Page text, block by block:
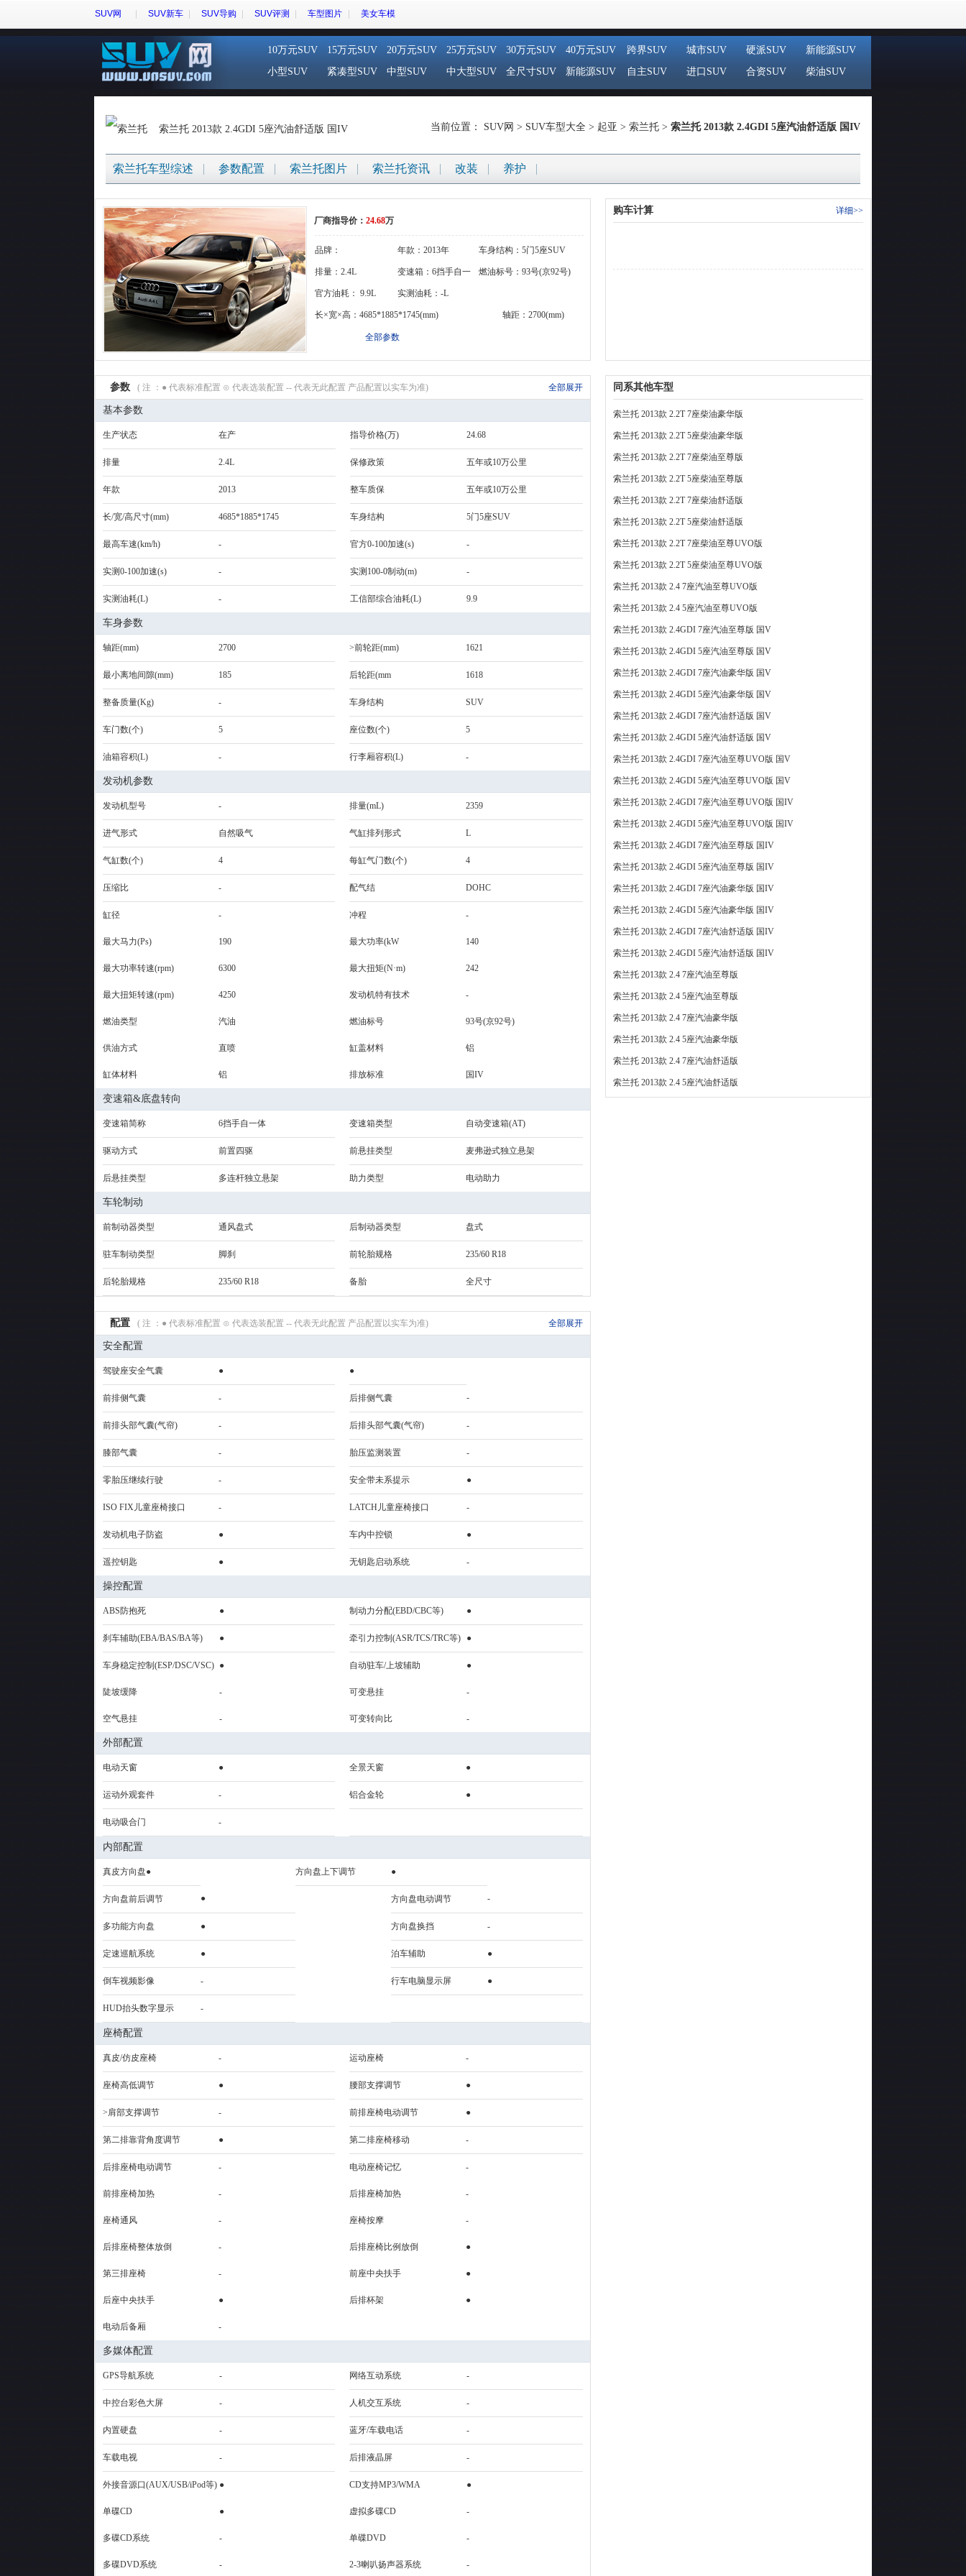
SUV网 SUV新车 SUV导购 SUV评测 车型图片 美女车模
10万元SUV 15万元SUV 20万元SUV 25万元SUV 30万元SUV
40万元SUV
小型SUV
紧凑型SUV 中型SUV 中大型SUV 全尺寸SUV 新能源SUV
跨界SUV 城市SUV 硬派SUV
新能源SUV
自主SUV
进口SUV 合资SUV 柴油SUV
索兰托 2013款 2.4GDI 5座汽油舒适版 国IV 当前位置： SUV网 > SUV车型大全 > 起亚 > 索兰托 > 索兰托 2013款 2.4GDI 5座汽油舒适版 国IV
索兰托车型综述 参数配置 索兰托图片 索兰托资讯 改装 养护
厂商指导价： 24.68万
品牌：
{gigi:brandname}
年款：2013年 车身结构：5门5座SUV
排量：2.4L 变速箱：6挡手自一
体
燃油标号：93号(京92号)
官方油耗： 9.9L 实测油耗：-L
长×宽×高：4685*1885*1745(mm) 轴距：2700(mm)
全部参数
购车计算 详细>>
参数 ( 注 ：● 代表标准配置 ⊙ 代表选装配置 -- 代表无此配置 产品配置以实车为准) 全部展开
基本参数
生产状态 在产 指导价格(万) 24.68
排量 2.4L 保修政策 五年或10万公里
年款 2013 整车质保 五年或10万公里
长/宽/高尺寸(mm) 4685*1885*1745 车身结构 5门5座SUV
最高车速(km/h) - 官方0-100加速(s) -
实测0-100加速(s) - 实测100-0制动(m) -
实测油耗(L) - 工信部综合油耗(L) 9.9
车身参数
轴距(mm) 2700 >前轮距(mm) 1621
最小离地间隙(mm) 185 后轮距(mm 1618
整备质量(Kg) - 车身结构 SUV
车门数(个) 5 座位数(个) 5
油箱容积(L) - 行李厢容积(L) -
发动机参数
发动机型号 - 排量(mL) 2359
进气形式 自然吸气 气缸排列形式 L
气缸数(个) 4 每缸气门数(个) 4
压缩比 - 配气结 DOHC
缸径 - 冲程 -
最大马力(Ps) 190 最大功率(kW 140
最大功率转速(rpm) 6300 最大扭矩(N·m) 242
最大扭矩转速(rpm) 4250 发动机特有技术 -
燃油类型 汽油 燃油标号 93号(京92号)
供油方式 直喷 缸盖材料 铝
缸体材料 铝 排放标准 国IV
变速箱&底盘转向
变速箱简称 6挡手自一体 变速箱类型 自动变速箱(AT)
驱动方式 前置四驱 前悬挂类型 麦弗逊式独立悬架
后悬挂类型 多连杆独立悬架 助力类型 电动助力
车轮制动
前制动器类型 通风盘式 后制动器类型 盘式
驻车制动类型 脚刹 前轮胎规格 235/60 R18
后轮胎规格 235/60 R18 备胎 全尺寸
配置 ( 注 ：● 代表标准配置 ⊙ 代表选装配置 -- 代表无此配置 产品配置以实车为准) 全部展开
安全配置
驾驶座安全气囊 ● ●
前排侧气囊 - 后排侧气囊 -
前排头部气囊(气帘) - 后排头部气囊(气帘) -
膝部气囊 - 胎压监测装置 -
零胎压继续行驶 - 安全带未系提示 ●
ISO FIX儿童座椅接口 - LATCH儿童座椅接口 -
发动机电子防盗 ● 车内中控锁 ●
遥控钥匙 ● 无钥匙启动系统 -
操控配置
ABS防抱死 ● 制动力分配(EBD/CBC等) ●
刹车辅助(EBA/BAS/BA等) ● 牵引力控制(ASR/TCS/TRC等) ●
车身稳定控制(ESP/DSC/VSC) ● 自动驻车/上坡辅助 ●
陡坡缓降 - 可变悬挂 -
空气悬挂 - 可变转向比 -
外部配置
电动天窗 ● 全景天窗 ●
运动外观套件 - 铝合金轮 ●
电动吸合门 -
内部配置
真皮方向盘● 方向盘上下调节 ●
方向盘前后调节 ● 方向盘电动调节 -
多功能方向盘 ● 方向盘换挡 -
定速巡航系统 ● 泊车辅助 ●
倒车视频影像 - 行车电脑显示屏 ●
HUD抬头数字显示 -
座椅配置
真皮/仿皮座椅 - 运动座椅 -
座椅高低调节 ● 腰部支撑调节 ●
>肩部支撑调节 - 前排座椅电动调节 ●
第二排靠背角度调节 ● 第二排座椅移动 -
后排座椅电动调节 - 电动座椅记忆 -
前排座椅加热 - 后排座椅加热 -
座椅通风 - 座椅按摩 -
后排座椅整体放倒 - 后排座椅比例放倒 ●
第三排座椅 - 前座中央扶手 ●
后座中央扶手 ● 后排杯架 ●
电动后备厢 -
多媒体配置
GPS导航系统 - 网络互动系统 -
中控台彩色大屏 - 人机交互系统 -
内置硬盘 - 蓝牙/车载电话 -
车载电视 - 后排液晶屏 -
外接音源口(AUX/USB/iPod等) ● CD支持MP3/WMA ●
单碟CD ● 虚拟多碟CD -
多碟CD系统 - 单碟DVD -
多碟DVD系统 - 2-3喇叭扬声器系统 -
同系其他车型
索兰托 2013款 2.2T 7座柴油豪华版
索兰托 2013款 2.2T 5座柴油豪华版
索兰托 2013款 2.2T 7座柴油至尊版
索兰托 2013款 2.2T 5座柴油至尊版
索兰托 2013款 2.2T 7座柴油舒适版
索兰托 2013款 2.2T 5座柴油舒适版
索兰托 2013款 2.2T 7座柴油至尊UVO版
索兰托 2013款 2.2T 5座柴油至尊UVO版
索兰托 2013款 2.4 7座汽油至尊UVO版
索兰托 2013款 2.4 5座汽油至尊UVO版
索兰托 2013款 2.4GDI 7座汽油至尊版 国V
索兰托 2013款 2.4GDI 5座汽油至尊版 国V
索兰托 2013款 2.4GDI 7座汽油豪华版 国V
索兰托 2013款 2.4GDI 5座汽油豪华版 国V
索兰托 2013款 2.4GDI 7座汽油舒适版 国V
索兰托 2013款 2.4GDI 5座汽油舒适版 国V
索兰托 2013款 2.4GDI 7座汽油至尊UVO版 国V
索兰托 2013款 2.4GDI 5座汽油至尊UVO版 国V
索兰托 2013款 2.4GDI 7座汽油至尊UVO版 国IV
索兰托 2013款 2.4GDI 5座汽油至尊UVO版 国IV
索兰托 2013款 2.4GDI 7座汽油至尊版 国IV
索兰托 2013款 2.4GDI 5座汽油至尊版 国IV
索兰托 2013款 2.4GDI 7座汽油豪华版 国IV
索兰托 2013款 2.4GDI 5座汽油豪华版 国IV
索兰托 2013款 2.4GDI 7座汽油舒适版 国IV
索兰托 2013款 2.4GDI 5座汽油舒适版 国IV
索兰托 2013款 2.4 7座汽油至尊版
索兰托 2013款 2.4 5座汽油至尊版
索兰托 2013款 2.4 7座汽油豪华版
索兰托 2013款 2.4 5座汽油豪华版
索兰托 2013款 2.4 7座汽油舒适版
索兰托 2013款 2.4 5座汽油舒适版